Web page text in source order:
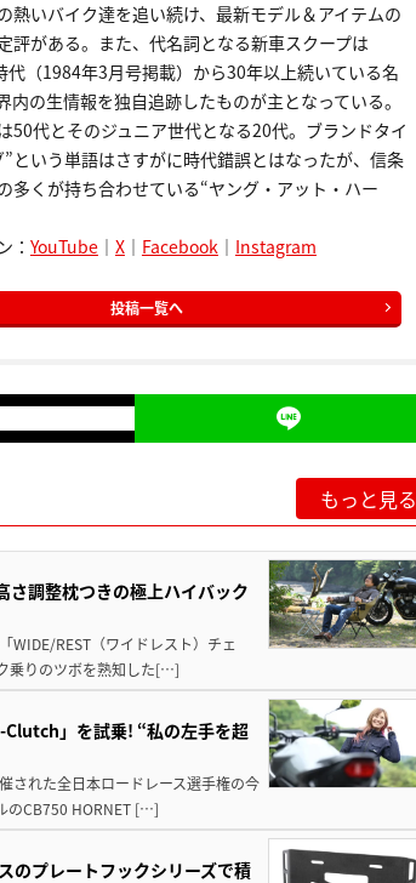
熱いバイク達を追い続け、最新モデル＆アイテムの
評がある。また、代名詞となる新車スクープは
代（1984年3月号掲載）から30年以上続いている名
内の生情報を独自追跡したものが主となっている。
50代とそのジュニア世代となる20代。ブランドタイ
”という単語はさすがに時代錯誤とはなったが、信条
多くが持ち合わせている“ヤング・アット・ハー
： YouTube｜ X｜ Facebook｜ Instagram
投稿一覧へ
もっと見る
さ調整枕つきの極上ハイバック
WIDE/REST（ワイドレスト）チェ
乗りのツボを熟知した[…]
Clutch」を試乗! “私の左手を超
された全日本ロードレース選手権の今
のCB750 HORNET […]
のプレートフックシリーズで積